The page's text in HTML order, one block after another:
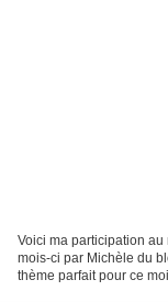
Voici ma participation
mois-ci par Michèle du
thème parfait pour ce